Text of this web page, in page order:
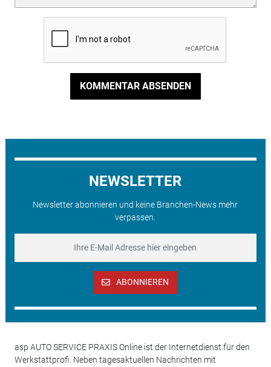
KOMMENTAR ABSENDEN
NEWSLETTER
Newsletter abonnieren und keine Branchen-News mehr
verpassen.
ABONNIEREN
asp AUTO SERVICE PRAXIS Online ist der Internetdienst für den
Werkstattprofi. Neben tagesaktuellen Nachrichten mit